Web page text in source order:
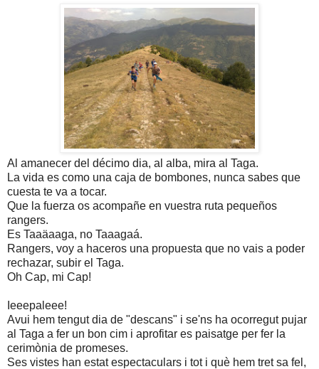
Al amanecer del décimo dia, al alba, mira al Taga.
La vida es como una caja de bombones, nunca sabes que
cuesta te va a tocar.
Que la fuerza os acompañe en vuestra ruta pequeños
rangers.
Es Taaäaaga, no Taaagaá.
Rangers, voy a haceros una propuesta que no vais a poder
rechazar, subir el Taga.
Oh Cap, mi Cap!
Ieeepaleee!
Avui hem tengut dia de "descans" i se'ns ha ocorregut pujar
al Taga a fer un bon cim i aprofitar es paisatge per fer la
cerimònia de promeses.
Ses vistes han estat espectaculars i tot i què hem tret sa fel,